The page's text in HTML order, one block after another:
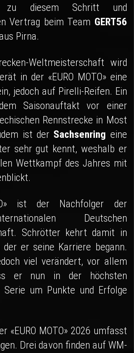
zu diesem Schritt und
Vertrag beim Team GERT56
Pirna.
Weltmeisterschaft wird
in der «EURO MOTO» eine
jedoch auf Pirelli-Reifen. Ein
Saisonauftakt vor einer
Rennstrecke in Most
ist der Sachsenring eine
sehr gut kennt, weshalb er
Wettkampf des Jahres mit
ist der Nachfolger der
Deutschen
Schrötter kehrt damit in
er seine Karriere begann.
viel verändert, vor allem
er nun in der höchsten
Serie um Punkte und Erfolge
«EURO MOTO» 2026 umfasst
Drei davon finden auf WM-